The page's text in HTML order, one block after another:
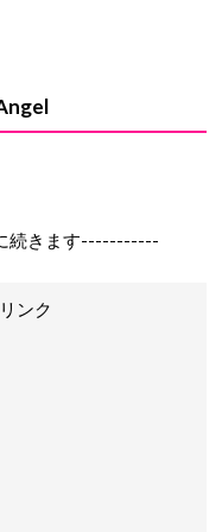
続きます-----------
ンク